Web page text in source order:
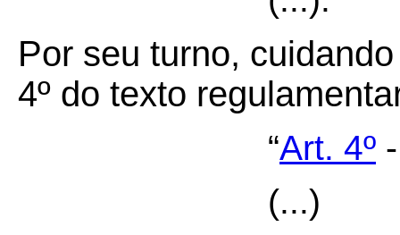
Por seu turno,
4º do texto
“Art. 4º
(...)